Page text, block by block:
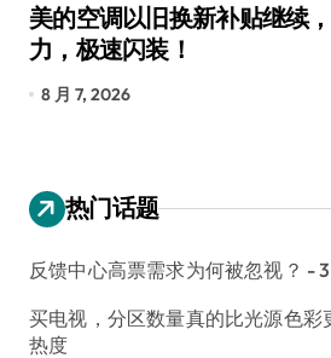
美的空调以旧换新补贴继续
力，极速闪装！
8 月 7, 2026
热门话题
反馈中心高票需求为何被忽视？ -
买电视，分区数量真的比光源色彩
热度